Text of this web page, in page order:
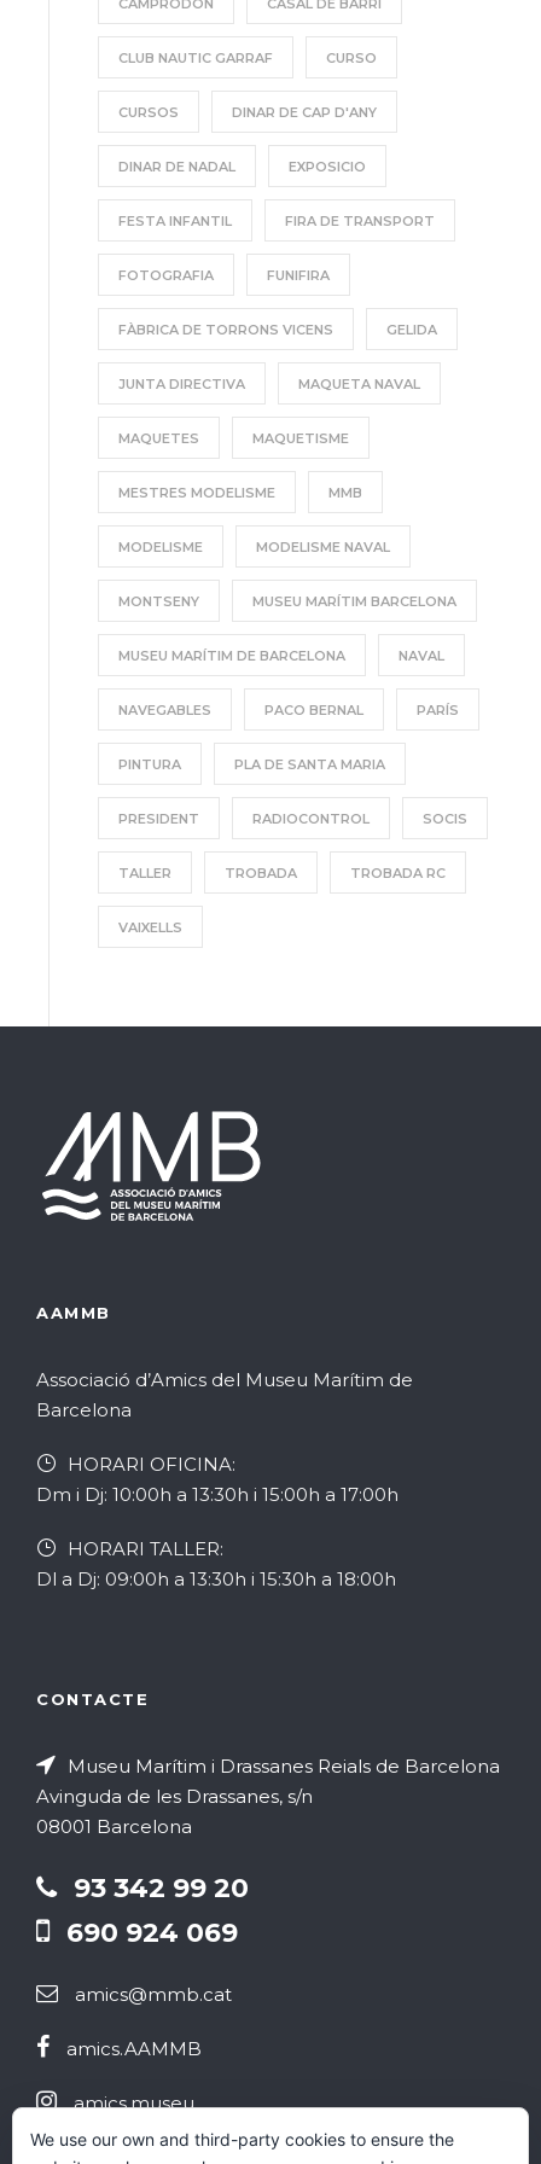
CAMPRODON CASAL DE BARRI
CLUB NAUTIC GARRAF CURSO
CURSOS DINAR DE CAP D'ANY
DINAR DE NADAL EXPOSICIO
FESTA INFANTIL FIRA DE TRANSPORT
FOTOGRAFIA FUNIFIRA
FÀBRICA DE TORRONS VICENS GELIDA
JUNTA DIRECTIVA MAQUETA NAVAL
MAQUETES MAQUETISME
MESTRES MODELISME MMB
MODELISME MODELISME NAVAL
MONTSENY MUSEU MARÍTIM BARCELONA
MUSEU MARÍTIM DE BARCELONA NAVAL
NAVEGABLES PACO BERNAL PARÍS
PINTURA PLA DE SANTA MARIA
PRESIDENT RADIOCONTROL SOCIS
TALLER TROBADA TROBADA RC
VAIXELLS
AAMMB
Associació d’Amics del Museu Marítim de
Barcelona
HORARI OFICINA:
Dm i Dj: 10:00h a 13:30h i 15:00h a 17:00h
HORARI TALLER:
Dl a Dj: 09:00h a 13:30h i 15:30h a 18:00h
CONTACTE
Museu Marítim i Drassanes Reials de Barcelona
Avinguda de les Drassanes, s/n
08001 Barcelona
93 342 99 20
690 924 069
amics@mmb.cat
amics.AAMMB
amics.museu
@aammb
We use our own and third-party cookies to ensure the